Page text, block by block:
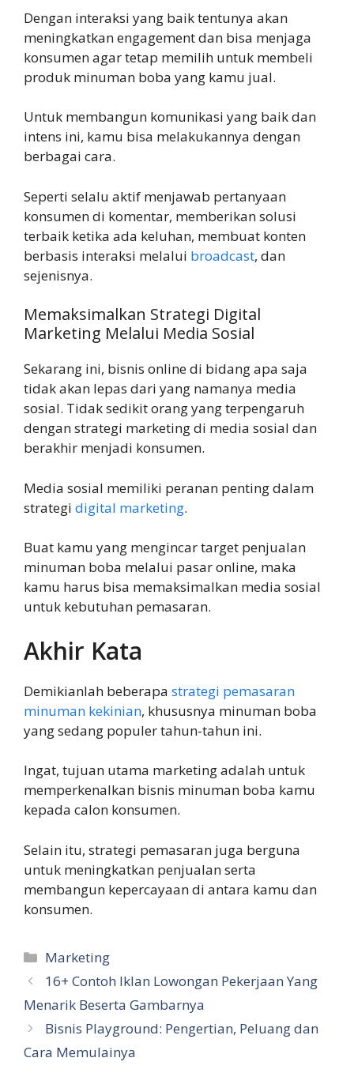
Dengan interaksi yang baik tentunya akan
meningkatkan engagement dan bisa menjaga
konsumen agar tetap memilih untuk membeli
produk minuman boba yang kamu jual.
Untuk membangun komunikasi yang baik dan
intens ini, kamu bisa melakukannya dengan
berbagai cara.
Seperti selalu aktif menjawab pertanyaan
konsumen di komentar, memberikan solusi
terbaik ketika ada keluhan, membuat konten
berbasis interaksi melalui broadcast, dan
sejenisnya.
Memaksimalkan Strategi Digital
Marketing Melalui Media Sosial
Sekarang ini, bisnis online di bidang apa saja
tidak akan lepas dari yang namanya media
sosial. Tidak sedikit orang yang terpengaruh
dengan strategi marketing di media sosial dan
berakhir menjadi konsumen.
Media sosial memiliki peranan penting dalam
strategi digital marketing.
Buat kamu yang mengincar target penjualan
minuman boba melalui pasar online, maka
kamu harus bisa memaksimalkan media sosial
untuk kebutuhan pemasaran.
Akhir Kata
Demikianlah beberapa strategi pemasaran
minuman kekinian, khususnya minuman boba
yang sedang populer tahun-tahun ini.
Ingat, tujuan utama marketing adalah untuk
memperkenalkan bisnis minuman boba kamu
kepada calon konsumen.
Selain itu, strategi pemasaran juga berguna
untuk meningkatkan penjualan serta
membangun kepercayaan di antara kamu dan
konsumen.
Kategori
Marketing
16+ Contoh Iklan Lowongan Pekerjaan Yang
Menarik Beserta Gambarnya
Bisnis Playground: Pengertian, Peluang dan
Cara Memulainya